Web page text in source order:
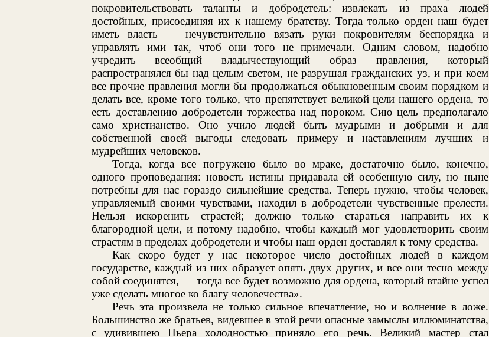
покровительствовать таланты и добродетель: извлекать из праха людей
достойных, присоединяя их к нашему братству. Тогда только орден наш будет
иметь власть — нечувствительно вязать руки покровителям беспорядка и
управлять ими так, чтоб они того не примечали. Одним словом, надобно
учредить всеобщий владычествующий образ правления, который
распространялся бы над целым светом, не разрушая гражданских уз, и при коем
все прочие правления могли бы продолжаться обыкновенным своим порядком и
делать все, кроме того только, что препятствует великой цели нашего ордена, то
есть доставлению добродетели торжества над пороком. Сию цель предполагало
само христианство. Оно учило людей быть мудрыми и добрыми и для
собственной своей выгоды следовать примеру и наставлениям лучших и
мудрейших человеков.
Тогда, когда все погружено было во мраке, достаточно было, конечно,
одного проповедания: новость истины придавала ей особенную силу, но ныне
потребны для нас гораздо сильнейшие средства. Теперь нужно, чтобы человек,
управляемый своими чувствами, находил в добродетели чувственные прелести.
Нельзя искоренить страстей; должно только стараться направить их к
благородной цели, и потому надобно, чтобы каждый мог удовлетворить своим
страстям в пределах добродетели и чтобы наш орден доставлял к тому средства.
Как скоро будет у нас некоторое число достойных людей в каждом
государстве, каждый из них образует опять двух других, и все они тесно между
собой соединятся, — тогда все будет возможно для ордена, который втайне успел
уже сделать многое ко благу человечества».
Речь эта произвела не только сильное впечатление, но и волнение в ложе.
Большинство же братьев, видевшее в этой речи опасные замыслы иллюминатства,
с удивившею Пьера холодностью приняло его речь. Великий мастер стал